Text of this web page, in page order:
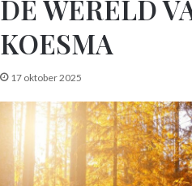
DE WERELD
KOESMA
17 oktober 2025